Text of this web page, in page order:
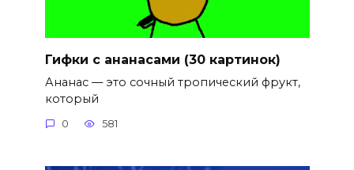
Гифки с ананасами (30 картинок)
Ананас — это сочный тропический фрукт,
который
0 581